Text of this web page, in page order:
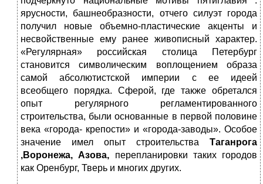
ярусности, башнеобразности, отчего силуэт города
получил новые объемно-пластические акценты и
несвойственные ему ранее живописный характер.
«Регулярная» российская столица Петербург
становится символическим воплощением образа
самой абсолютистской империи с ее идеей
всеобщего порядка. Сферой, где также обретался
опыт регулярного регламентированного
строительства, были основанные в первой половине
века «города- крепости» и «города-заводы». Особое
значение имел опыт строительства Таганрога
,Воронежа, Азова, перепланировки таких городов
как Оренбург, Тверь и многих других.